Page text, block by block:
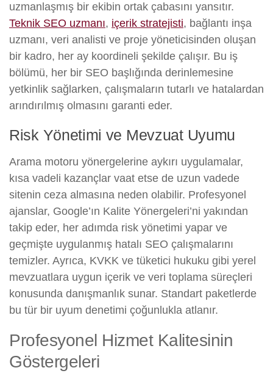
uzmanlaşmış bir ekibin ortak çabasını yansıtır.
Teknik SEO uzmanı, içerik stratejisti, bağlantı inşa
uzmanı, veri analisti ve proje yöneticisinden oluşan
bir kadro, her ay koordineli şekilde çalışır. Bu iş
bölümü, her bir SEO başlığında derinlemesine
yetkinlik sağlarken, çalışmaların tutarlı ve hatalardan
arındırılmış olmasını garanti eder.
Risk Yönetimi ve Mevzuat Uyumu
Arama motoru yönergelerine aykırı uygulamalar,
kısa vadeli kazançlar vaat etse de uzun vadede
sitenin ceza almasına neden olabilir. Profesyonel
ajanslar, Google’ın Kalite Yönergeleri’ni yakından
takip eder, her adımda risk yönetimi yapar ve
geçmişte uygulanmış hatalı SEO çalışmalarını
temizler. Ayrıca, KVKK ve tüketici hukuku gibi yerel
mevzuatlara uygun içerik ve veri toplama süreçleri
konusunda danışmanlık sunar. Standart paketlerde
bu tür bir uyum denetimi çoğunlukla atlanır.
Profesyonel Hizmet Kalitesinin
Göstergeleri